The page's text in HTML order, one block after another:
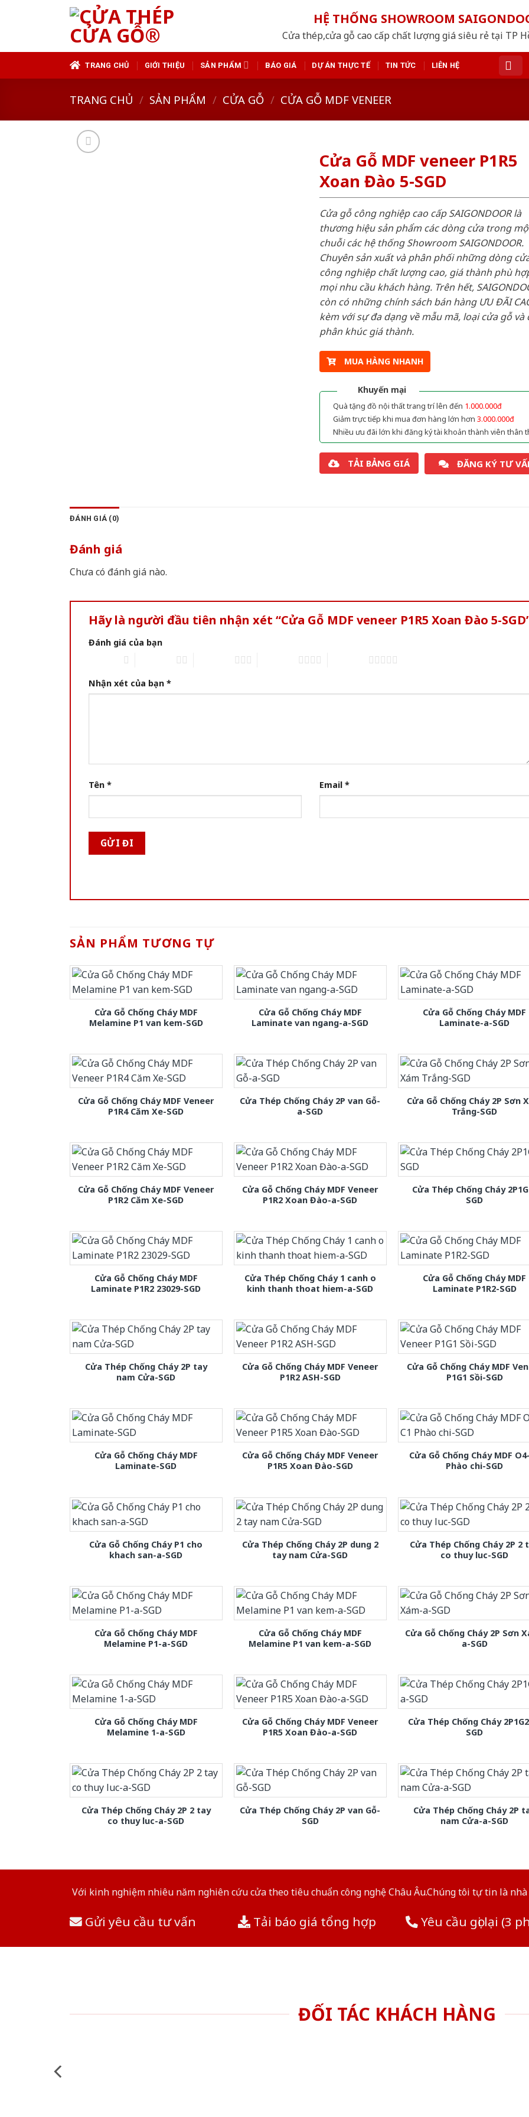
HỆ THỐNG SHOWROOM
Cửa thép,cửa gỗ cao cấp chất lượng giá siêu rẻ tại TP
TRANG CHỦ GIỚI THIỆU SẢN PHẨM BÁO GIÁ DỰ ÁN THỰC TẾ TIN TỨC LIÊN HỆ
TRANG CHỦ / SẢN PHẨM / CỬA GỖ / CỬA GỖ MDF VENEER
Cửa Gỗ MDF veneer P1R5
Xoan Đào 5-SGD
Cửa gỗ công nghiệp cao cấp SAIGONDOOR là
thương hiệu sản phẩm các dòng cửa trong
chuỗi các hệ thống Showroom SAIGONDOOR.
Chuyên sản xuất và phân phối những dòng
công nghiệp chất lượng cao, giá thành phù
mọi nhu cầu khách hàng. Trên hết,
còn có những chính sách bán hàng ƯU ĐÃI
kèm với sự đa dạng về mẫu mã, loại cửa gỗ và
phân khúc giá thành.
MUA HÀNG NHANH
Khuyến mại
Quà tặng đồ nội thất trang trí lên đến 1.000.000đ
Giảm trực tiếp khi mua đơn hàng lớn hơn 3.000.000đ
Nhiều ưu đãi lớn khi đăng ký tài khoản thành viên thân
TẢI BẢNG GIÁ ĐĂNG KÝ TƯ
ĐÁNH GIÁ (0)
Đánh giá
Chưa có đánh giá nào.
Hãy là người đầu tiên nhận xét “Cửa Gỗ MDF veneer P1R5 Xoan Đào 5-
Đánh giá của bạn
Nhận xét của bạn *
Tên * Email *
SẢN PHẨM TƯƠNG TỰ
Cửa Gỗ Chống Cháy MDF
Melamine P1 van kem-SGD
Cửa Gỗ Chống Cháy MDF
Laminate van ngang-a-SGD
Cửa Gỗ Chống Cháy MDF
Laminate-a-SGD
Cửa Gỗ Chống Cháy MDF Veneer
P1R4 Căm Xe-SGD
Cửa Thép Chống Cháy 2P van Gỗ-
a-SGD
Cửa Gỗ Chống Cháy 2P Sơn
Trắng-SGD
Cửa Gỗ Chống Cháy MDF Veneer
P1R2 Căm Xe-SGD
Cửa Gỗ Chống Cháy MDF Veneer
P1R2 Xoan Đào-a-SGD
Cửa Thép Chống Cháy
SGD
Cửa Gỗ Chống Cháy MDF
Laminate P1R2 23029-SGD
Cửa Thép Chống Cháy 1 canh o
kinh thanh thoat hiem-a-SGD
Cửa Gỗ Chống Cháy MDF
Laminate P1R2-SGD
Cửa Thép Chống Cháy 2P tay
nam Cửa-SGD
Cửa Gỗ Chống Cháy MDF Veneer
P1R2 ASH-SGD
Cửa Gỗ Chống Cháy MDF
P1G1 Sồi-SGD
Cửa Gỗ Chống Cháy MDF
Laminate-SGD
Cửa Gỗ Chống Cháy MDF Veneer
P1R5 Xoan Đào-SGD
Cửa Gỗ Chống Cháy MDF
Phào chi-SGD
Cửa Gỗ Chống Cháy P1 cho
khach san-a-SGD
Cửa Thép Chống Cháy 2P dung 2
tay nam Cửa-SGD
Cửa Thép Chống Cháy 2P 2
co thuy luc-SGD
Cửa Gỗ Chống Cháy MDF
Melamine P1-a-SGD
Cửa Gỗ Chống Cháy MDF
Melamine P1 van kem-a-SGD
Cửa Gỗ Chống Cháy 2P Sơn
a-SGD
Cửa Gỗ Chống Cháy MDF
Melamine 1-a-SGD
Cửa Gỗ Chống Cháy MDF Veneer
P1R5 Xoan Đào-a-SGD
Cửa Thép Chống Cháy
SGD
Cửa Thép Chống Cháy 2P 2 tay
co thuy luc-a-SGD
Cửa Thép Chống Cháy 2P van Gỗ-
SGD
Cửa Thép Chống Cháy 2P
nam Cửa-a-SGD
Với kinh nghiệm nhiêu năm nghiên cứu cửa theo tiêu chuẩn công nghệ Châu Âu.Chúng tôi tự tin là
Gửi yêu cầu tư vấn Tải báo giá tổng hợp Yêu cầu gọi lại (3
ĐỐI TÁC KHÁCH HÀNG